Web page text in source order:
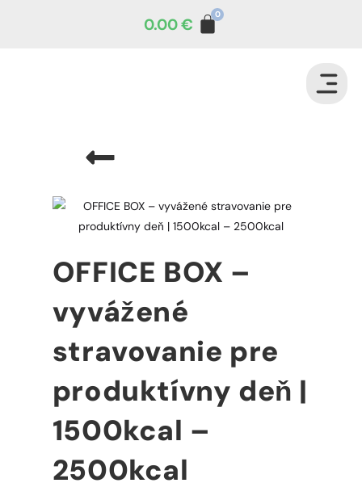
0.00€
OFFICE BOX –
vyvážené
stravovanie pre
produktívny deň |
1500kcal –
2500kcal